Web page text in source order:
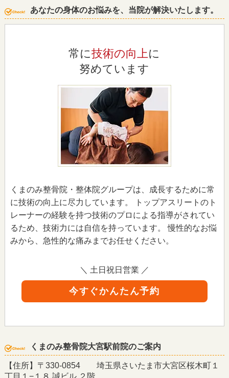
あなたの身体のお悩みを、当院が解決いたします。
常に技術の向上に
努めています
くまのみ整骨院・整体院グループは、成長するために常
に技術の向上に尽力しています。 トップアスリートのト
レーナーの経験を持つ技術のプロによる指導がされてい
るため、技術力には自信を持っています。 慢性的なお悩
みから、急性的な痛みまでお任せください。
＼ 土日祝日営業 ／
今すぐかんたん予約
くまのみ整骨院大宮駅前院のご案内
【住所】〒330-0854 埼玉県さいたま市大宮区桜木町１
丁目１−１８ 誠ビル ２階